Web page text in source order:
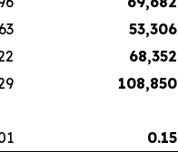
53,306
68,352
108,850
0.15